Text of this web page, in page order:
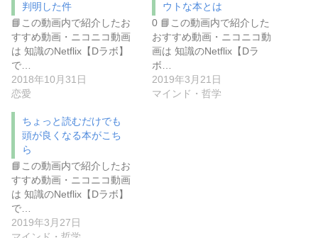
判明した件
📘この動画内で紹介したお
すすめ動画・ニコニコ動画
は 知識のNetflix【Dラボ】
で…
2018年10月31日
恋愛
ウトな本とは
0 📘この動画内で紹介した
おすすめ動画・ニコニコ動
画は 知識のNetflix【Dラ
ボ…
2019年3月21日
マインド・哲学
ちょっと読むだけでも
頭が良くなる本がこち
ら
📘この動画内で紹介したお
すすめ動画・ニコニコ動画
は 知識のNetflix【Dラボ】
で…
2019年3月27日